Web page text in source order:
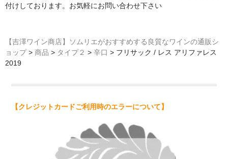
付けしております。お気軽にお問い合わせ下さい
【吉澤ワイン商店】ソムリエがおすすめする良質なワインの通販シ
ョップ> 商品 > タイプ２ > 辛口 > フリサック / レス アリファレス
2019
【クレジットカードご利用時のエラーについて】